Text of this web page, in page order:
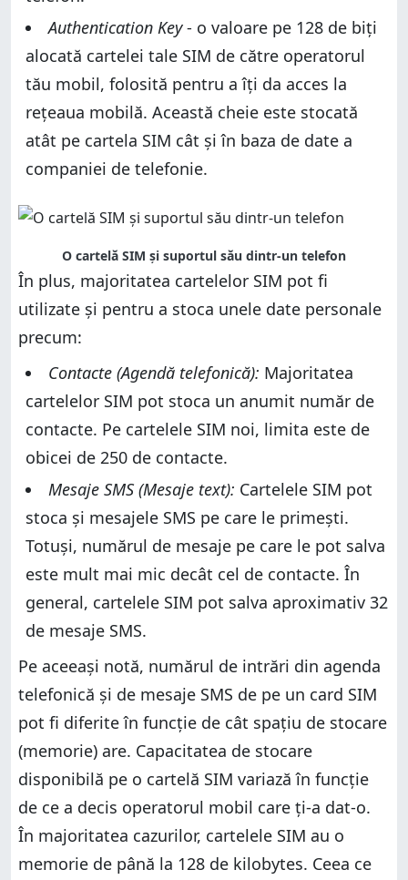
Authentication Key- o valoare pe 128 de biți
alocată cartelei tale SIM de către operatorul
tău mobil, folosită pentru a îți da acces la
rețeaua mobilă. Această cheie este stocată
atât pe cartela SIM cât și în baza de date a
companiei de telefonie.
O cartelă SIM și suportul său dintr-un telefon
În plus, majoritatea cartelelor SIM pot fi
utilizate și pentru a stoca unele date personale
precum:
Contacte (Agendă telefonică): Majoritatea
cartelelor SIM pot stoca un anumit număr de
contacte. Pe cartelele SIM noi, limita este de
obicei de 250 de contacte.
Mesaje SMS (Mesaje text): Cartelele SIM pot
stoca și mesajele SMS pe care le primești.
Totuși, numărul de mesaje pe care le pot salva
este mult mai mic decât cel de contacte. În
general, cartelele SIM pot salva aproximativ 32
de mesaje SMS.
Pe aceeași notă, numărul de intrări din agenda
telefonică și de mesaje SMS de pe un card SIM
pot fi diferite în funcție de cât spațiu de stocare
(memorie) are. Capacitatea de stocare
disponibilă pe o cartelă SIM variază în funcție
de ce a decis operatorul mobil care ți-a dat-o.
În majoritatea cazurilor, cartelele SIM au o
memorie de până la 128 de kilobytes. Ceea ce